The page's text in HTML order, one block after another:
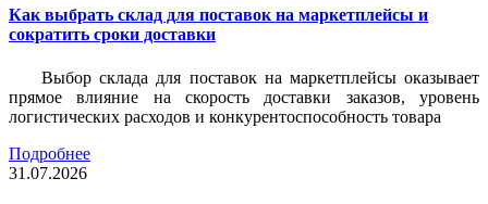
Как выбрать склад для поставок на маркетплейсы и
сократить сроки доставки
Выбор склада для поставок на маркетплейсы оказывает
прямое влияние на скорость доставки заказов, уровень
логистических расходов и конкурентоспособность товара
Подробнее
31.07.2026